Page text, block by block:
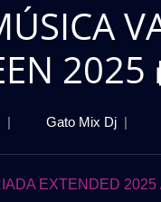
| Gato Mix Dj🎃|
EXTENDED 2025